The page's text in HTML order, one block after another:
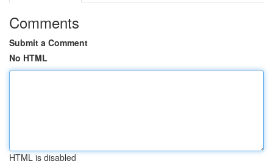
Comments
Submit a Comment
No HTML
HTML is disabled